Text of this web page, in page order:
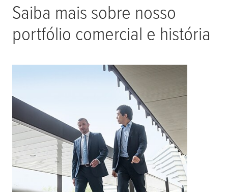
Saiba mais sobre nosso
portfólio comercial e história